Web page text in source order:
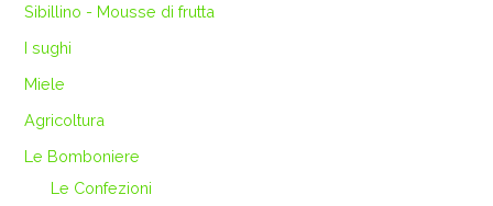
Sibillino - Mousse di frutta
I sughi
Miele
Agricoltura
Le Bomboniere
Le Confezioni